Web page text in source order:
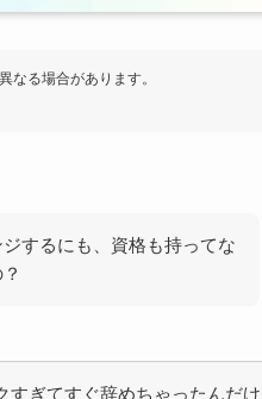
なる場合があります。
するにも、資格も持ってな
ぎてすぐ辞めちゃったんだけ